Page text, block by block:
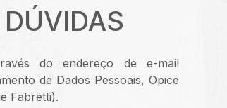
do endereço de e-mail
de Dados Pessoais, Opice
Fabretti).